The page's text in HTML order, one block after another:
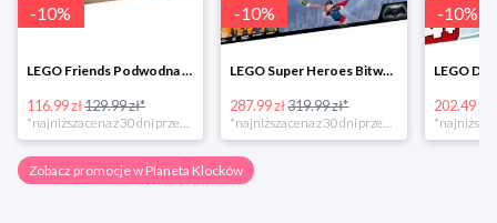
-10%
LEGO Friends Podwodna Frajda w super cenie
116.99 zł129.99 zł*
-10%
LEGO Super Heroes Bitwa powietrzna w super cenie
287.99 zł319.99 zł*
-10%
202.49 zł
Zobacz promocje w Planeta Klocków